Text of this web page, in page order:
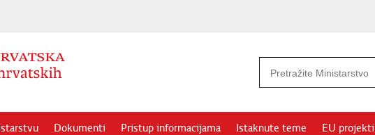
Dokumenti Pristup informacijama Istaknute teme EU projekti